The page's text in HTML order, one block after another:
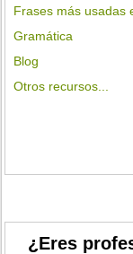
Frases más usadas
Gramática
Blog
Otros recursos...
¿Eres